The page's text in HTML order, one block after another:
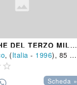
CRONACHE DEL TERZO MILLENNIO
, (Italia - 1996), 85 min.

Scheda »